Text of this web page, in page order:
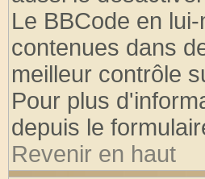
Le BBCode en
contenues dans
meilleur contrôle
Pour plus
depuis le
Revenir en haut